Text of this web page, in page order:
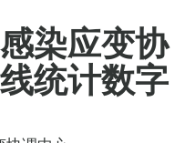
染应变协
统计数字